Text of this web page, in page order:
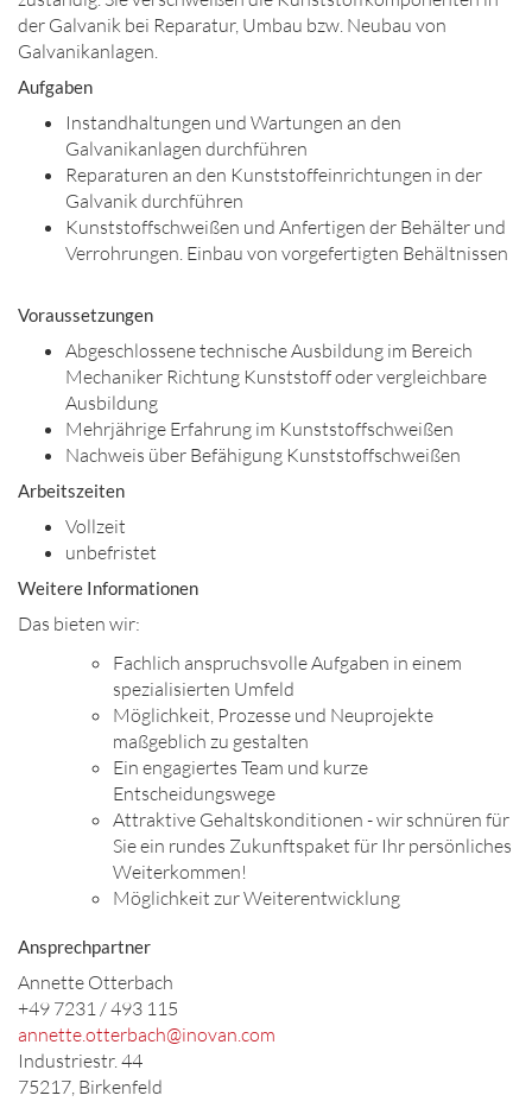
der Galvanik bei Reparatur, Umbau bzw. Neubau von
Galvanikanlagen.
Aufgaben
Instandhaltungen und Wartungen an den
Galvanikanlagen durchführen
Reparaturen an den Kunststoffeinrichtungen in der
Galvanik durchführen
Kunststoffschweißen und Anfertigen der Behälter und
Verrohrungen. Einbau von vorgefertigten Behältnissen
Voraussetzungen
Abgeschlossene technische Ausbildung im Bereich
Mechaniker Richtung Kunststoff oder vergleichbare
Ausbildung
Mehrjährige Erfahrung im Kunststoffschweißen
Nachweis über Befähigung Kunststoffschweißen
Arbeitszeiten
Vollzeit
unbefristet
Weitere Informationen
Das bieten wir:
Fachlich anspruchsvolle Aufgaben in einem
spezialisierten Umfeld
Möglichkeit, Prozesse und Neuprojekte
maßgeblich zu gestalten
Ein engagiertes Team und kurze
Entscheidungswege
Attraktive Gehaltskonditionen - wir schnüren für
Sie ein rundes Zukunftspaket für Ihr persönliches
Weiterkommen!
Möglichkeit zur Weiterentwicklung
Ansprechpartner
Annette Otterbach
+49 7231 / 493 115
annette.otterbach@inovan.com
Industriestr. 44
75217, Birkenfeld